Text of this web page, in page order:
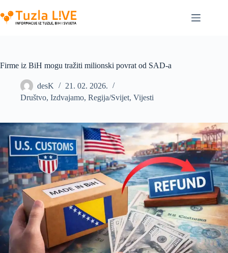
to
content
Firme iz BiH mogu tražiti milionski povrat od SAD-a
desK
21. 02. 2026.
Društvo, Izdvajamo, Regija/Svijet, Vijesti